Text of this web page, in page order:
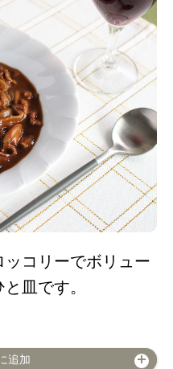
コリーでボリュー
皿です。
追加